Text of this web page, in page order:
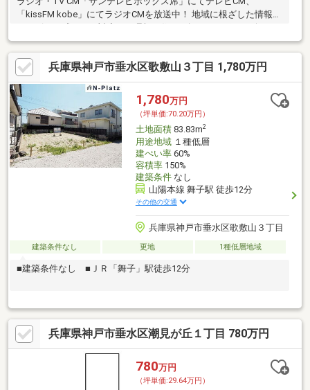
「kissFM kobe」にてラジオCMを放送中！ 地域に根ざした情報力
す♪
兵庫県神戸市垂水区歌敷山３丁目 1,780万円
1,780万円
（坪単価:70.20万円）
土地面積83.83m2
用途地域１種低層
建ぺい率60%
容積率150%
建築条件なし
山陽本線 舞子駅 徒歩12分
その他の交通
兵庫県神戸市垂水区歌敷山３丁目
建築条件なし 更地 1種低層地域
■建築条件なし ■ＪＲ「舞子」駅徒歩12分
兵庫県神戸市垂水区潮見が丘１丁目 780万円
780万円
（坪単価:29.64万円）